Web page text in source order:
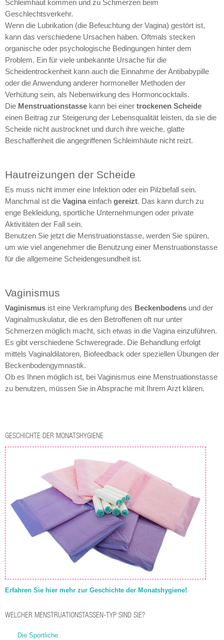
Schleimhaut kommen und zu Schmerzen beim
Geschlechtsverkehr.
Wenn die Lubrikation (die Befeuchtung der Vagina) gestört ist,
kann das verschiedene Ursachen haben. Oftmals stecken
organische oder psychologische Bedingungen hinter dem
Problem. Ein für viele unbekannte Ursache für die
Scheidentrockenheit kann auch die Einnahme der Antibabypille
oder die Anwendung anderer hormoneller Methoden der
Verhütung sein, als Nebenwirkung des Hormoncocktails.
Die Menstruationstasse kann bei einer trockenen Scheide
einen Beitrag zur Steigerung der Lebensqualität leisten, da sie die
Scheide nicht austrocknet und durch ihre weiche, glatte
Beschaffenheit die angegriffenen Schleimhäute nicht reizt.
Hautreizungen der Scheide
Es muss nicht immer eine Infektion oder ein Pilzbefall sein.
Manchmal ist die Vagina einfach gereizt. Das kann durch zu
enge Bekleidung, sportliche Unternehmungen oder private
Aktivitäten der Fall sein.
Benutzen Sie jetzt die Menstruationstasse, werden Sie spüren,
um wie viel angenehmer die Benutzung einer Menstruationstasse
für die allgemeine Scheidengesundheit ist.
Vaginismus
Vaginismus ist eine Verkrampfung des Beckenbodens und der
Vaginalmuskulatur, die es den Betroffenen oft nur unter
Schmerzen möglich macht, sich etwas in die Vagina einzuführen.
Es gibt verschiedene Schweregrade. Die Behandlung erfolgt
mittels Vaginaldilatoren, Biofeedback oder speziellen Übungen der
Beckenbodengymnastik.
Ob es Ihnen möglich ist, bei Vaginismus eine Menstruationstasse
zu benutzen, müssen Sie in Absprache mit Ihrem Arzt klären.
GESCHICHTE DER MONATSHYGIENE
Erfahren Sie hier mehr zur Geschichte der Monatshygiene!
WELCHER MENSTRUATIONSTASSEN-TYP SIND SIE?
Die Sportliche